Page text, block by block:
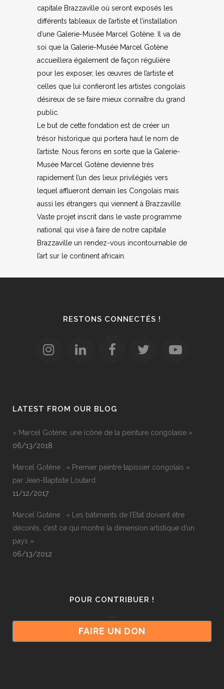
capitale Brazzaville où seront exposés les
différents tableaux de l’artiste et l’installation
d’une Galerie-Musée Marcel Gotène. Il va de
soi que la Galerie-Musée Marcel Gotène
accueillera également de façon régulière
pour les exposer, les œuvres de l’artiste et
celles que lui confieront les artistes congolais
désireux de se faire mieux connaître du grand
public.
Le but de cette fondation est de créer un
trésor historique qui portera haut le nom de
l’artiste. Nous ferons en sorte que la Galerie-
Musée Marcel Gotène devienne très
rapidement l’un des lieux privilégiés vers
lequel afflueront demain les Congolais mais
aussi les étrangers qui viennent à Brazzaville.
Vaste projet inscrit dans le vaste programme
national qui vise à faire de notre capitale
Brazzaville un rendez-vous incontournable de
l’art sur le continent africain.
RESTONS CONNECTÉS !
LATEST FROM OUR BLOG
« Marcel Gotène, une icône de la peinture congolaise »
06/13/2018
Marcel Gotène : « Premier peintre tapissier congolais »
par Jean-Baptiste Loutard
11/12/2017
Marcel Gotène : « Les bâtiments de l’Etat doivent être
décorés, c’est ce qui montre la dimension artistique d’un
pays »
06/13/2012
POUR CONTRIBUER !
FAIRE UN DON